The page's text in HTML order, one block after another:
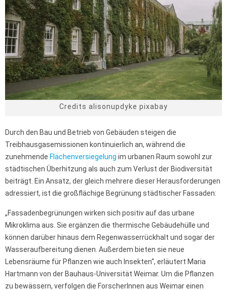
Credits alisonupdyke pixabay
Durch den Bau und Betrieb von Gebäuden steigen die
Treibhausgasemissionen kontinuierlich an, während die
zunehmende Flächenversiegelung im urbanen Raum sowohl zur
städtischen Überhitzung als auch zum Verlust der Biodiversität
beiträgt. Ein Ansatz, der gleich mehrere dieser Herausforderungen
adressiert, ist die großflächige Begrünung städtischer Fassaden:
„Fassadenbegrünungen wirken sich positiv auf das urbane
Mikroklima aus. Sie ergänzen die thermische Gebäudehülle und
können darüber hinaus dem Regenwasserrückhalt und sogar der
Wasseraufbereitung dienen. Außerdem bieten sie neue
Lebensräume für Pflanzen wie auch Insekten“, erläutert Maria
Hartmann von der Bauhaus-Universität Weimar. Um die Pflanzen
zu bewässern, verfolgen die ForscherInnen aus Weimar einen